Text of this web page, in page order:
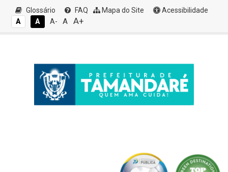
Glossário FAQ Mapa do Site
Acessibilidade
A
A A- A A+